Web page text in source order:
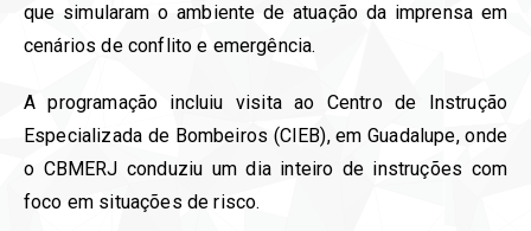
que simularam o ambiente de atuação da imprensa em
cenários de conflito e emergência.
A programação incluiu visita ao Centro de Instrução
Especializada de Bombeiros (CIEB), em Guadalupe, onde
o CBMERJ conduziu um dia inteiro de instruções com
foco em situações de risco.